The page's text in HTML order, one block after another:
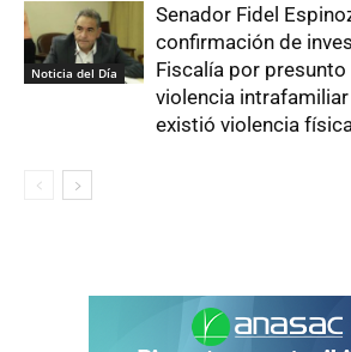
Noticia del Día
Senador Fidel
confirmación de
Fiscalía por
violencia intrafamiliar
existió violencia